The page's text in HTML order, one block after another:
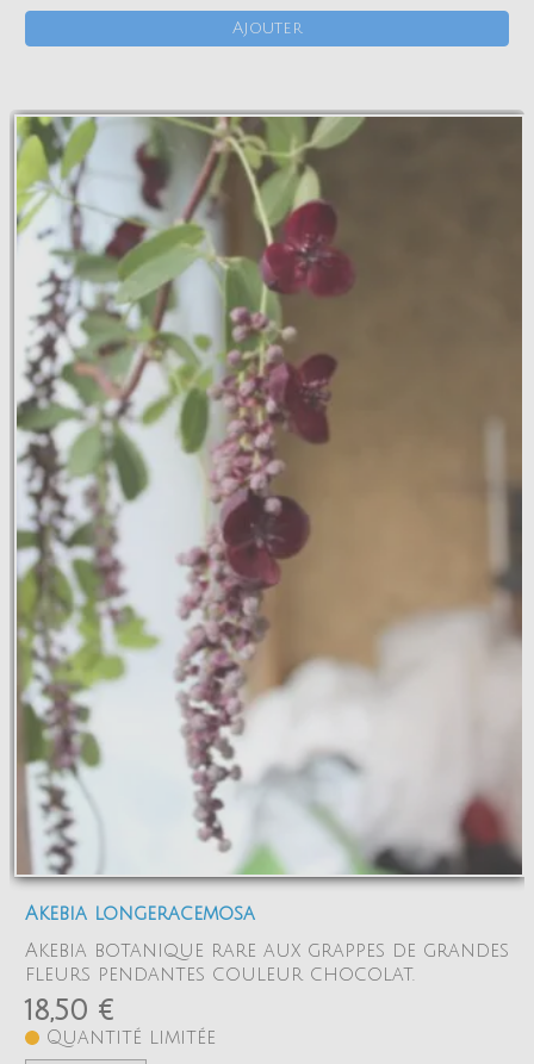
Ajouter
Akebia longeracemosa
Akebia botanique rare aux grappes de grandes
fleurs pendantes couleur chocolat.
18,50 €
Quantité limitée